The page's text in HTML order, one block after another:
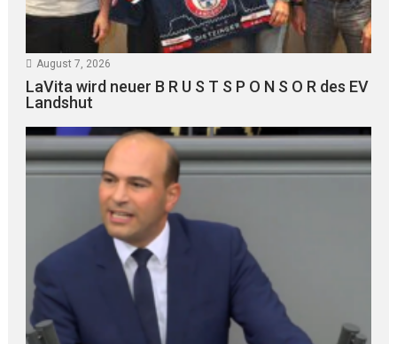
August 7, 2026
LaVita wird neuer B R U S T S P O N S O R des EV
Landshut